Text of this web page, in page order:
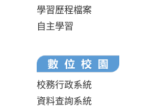
學習歷程檔案
自主學習
校務行政系統
資料查詢系統